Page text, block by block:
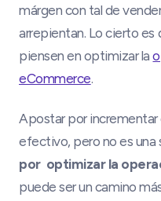
márgen con tal de
arrepientan. Lo cierto es
piensen en optimizar la
eCommerce.
Apostar por
efectivo, pero no es una
por optimizar la
puede ser un camino